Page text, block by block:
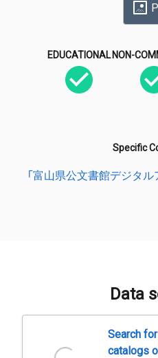
EDUCATIONAL NON-
Specific
「富山県公文書館デジタル
Data
Search
catalogs